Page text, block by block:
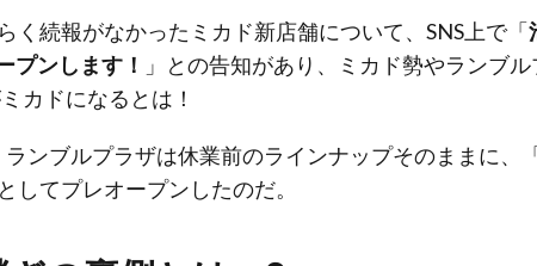
く続報がなかったミカド新店舗について、SNS上で「
ンします！ 」との告知があり、ミカド勢やランブ
カドになるとは！
ンブルプラザは休業前のラインナップそのままに、
てプレオープンしたのだ。